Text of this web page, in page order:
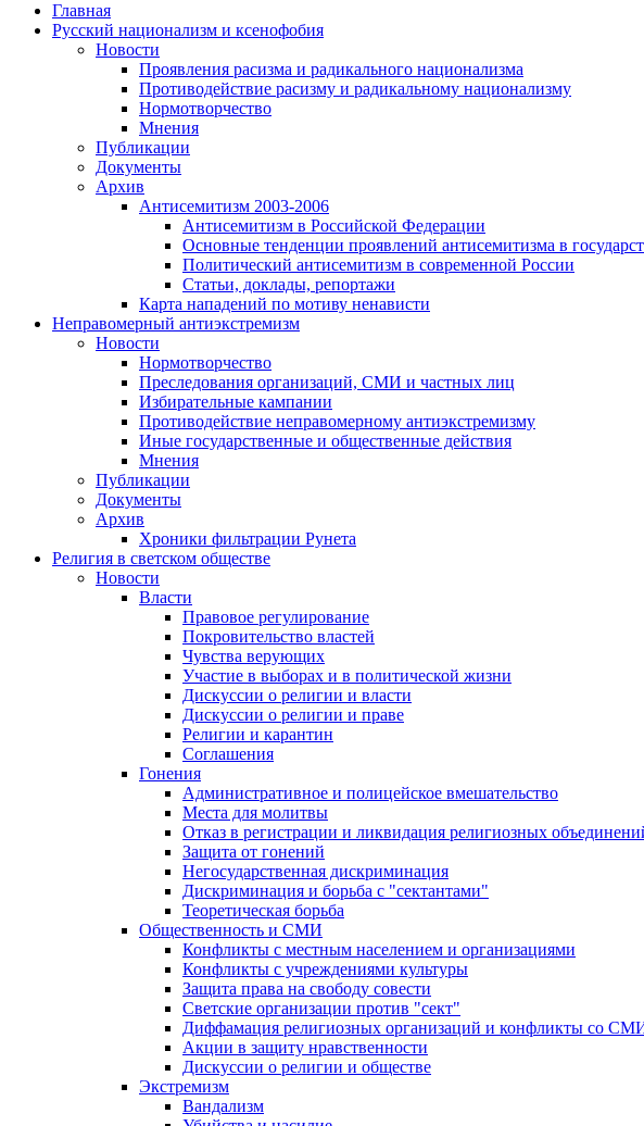
Главная
Русский национализм и ксенофобия
Новости
Проявления расизма и радикального национализма
Противодействие расизму и радикальному национализму
Нормотворчество
Мнения
Публикации
Документы
Архив
Антисемитизм 2003-2006
Антисемитизм в Российской Федерации
Основные тенденции проявлений антисемитизма в
Политический антисемитизм в современной России
Статьи, доклады, репортажи
Карта нападений по мотиву ненависти
Неправомерный антиэкстремизм
Новости
Нормотворчество
Преследования организаций, СМИ и частных лиц
Избирательные кампании
Противодействие неправомерному антиэкстремизму
Иные государственные и общественные действия
Мнения
Публикации
Документы
Архив
Хроники фильтрации Рунета
Религия в светском обществе
Новости
Власти
Правовое регулирование
Покровительство властей
Чувства верующих
Участие в выборах и в политической жизни
Дискуссии о религии и власти
Дискуссии о религии и праве
Религии и карантин
Соглашения
Гонения
Административное и полицейское вмешательство
Места для молитвы
Отказ в регистрации и ликвидация религиозных
Защита от гонений
Негосударственная дискриминация
Дискриминация и борьба с "сектантами"
Теоретическая борьба
Общественность и СМИ
Конфликты с местным населением и организациями
Конфликты с учреждениями культуры
Защита права на свободу совести
Светские организации против "сект"
Диффамация религиозных организаций и конфликты со
Акции в защиту нравственности
Дискуссии о религии и обществе
Экстремизм
Вандализм